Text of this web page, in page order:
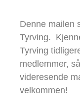
Denne mailen
Tyrving.
Tyrving
medlemmer,
videresende
velkommen!